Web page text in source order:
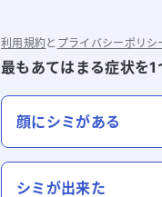
利用規約と プライバシーポリシ
最もあてはまる症状を
顔にシミがある
シミが出来た